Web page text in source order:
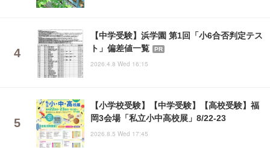
【中学受験】浜学園 第1回「小6合否判定テス
ト」偏差値一覧
PR
2026.4.8 Wed 16:15
【小学校受験】【中学受験】【高校受験】福
岡3会場「私立小中高校展」8/22-23
2026.8.5 Wed 17:45